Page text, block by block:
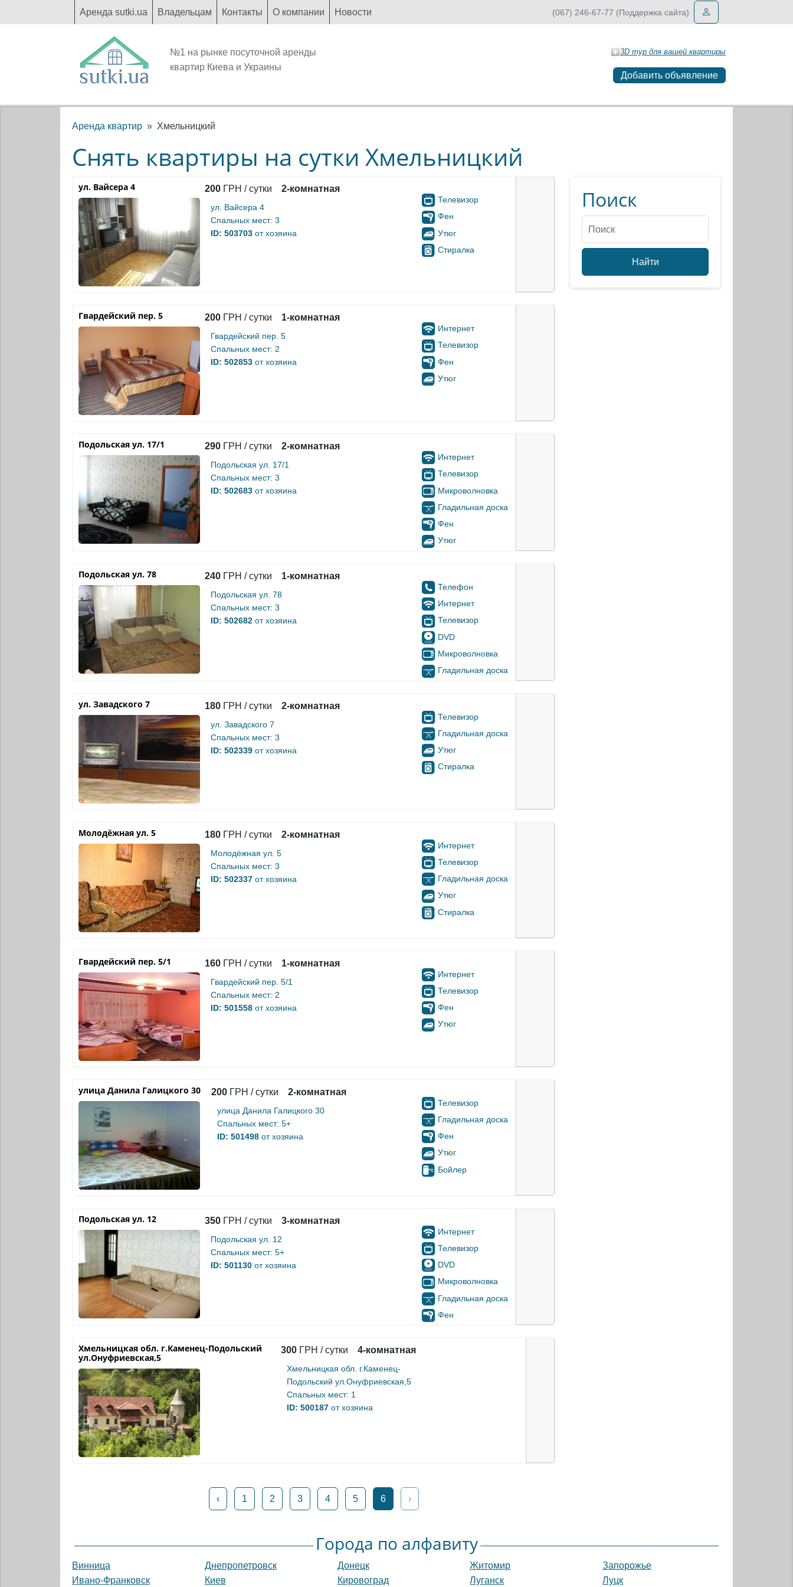
Аренда sutki.ua Владельцам Контакты О компании Новости (067) 246-67-77 (Поддержка сайта)
№1 на рынке посуточной аренды
квартир Киева и Украины
3D тур для вашей квартиры
Добавить объявление
Аренда квартир Хмельницкий
Снять квартиры на сутки Хмельницкий
ул. Вайсера 4 200 ГРН / сутки 2-комнатная
ул. Вайсера 4
Спальных мест: 3
ID: 503703 от хозяина
Телевизор
Фен
Утюг
Стиралка
Гвардейский пер. 5 200 ГРН / сутки 1-комнатная
Гвардейский пер. 5
Спальных мест: 2
ID: 502853 от хозяина
Интернет
Телевизор
Фен
Утюг
Подольская ул. 17/1 290 ГРН / сутки 2-комнатная
Подольская ул. 17/1
Спальных мест: 3
ID: 502683 от хозяина
Интернет
Телевизор
Микроволновка
Гладильная доска
Фен
Утюг
Подольская ул. 78 240 ГРН / сутки 1-комнатная
Подольская ул. 78
Спальных мест: 3
ID: 502682 от хозяина
Телефон
Интернет
Телевизор
DVD
Микроволновка
Гладильная доска
ул. Завадского 7 180 ГРН / сутки 2-комнатная
ул. Завадского 7
Спальных мест: 3
ID: 502339 от хозяина
Телевизор
Гладильная доска
Утюг
Стиралка
Молодёжная ул. 5 180 ГРН / сутки 2-комнатная
Молодёжная ул. 5
Спальных мест: 3
ID: 502337 от хозяина
Интернет
Телевизор
Гладильная доска
Утюг
Стиралка
Гвардейский пер. 5/1 160 ГРН / сутки 1-комнатная
Гвардейский пер. 5/1
Спальных мест: 2
ID: 501558 от хозяина
Интернет
Телевизор
Фен
Утюг
улица Данила Галицкого 30 200 ГРН / сутки 2-комнатная
улица Данила Галицкого 30
Спальных мест: 5+
ID: 501498 от хозяина
Телевизор
Гладильная доска
Фен
Утюг
Бойлер
Подольская ул. 12 350 ГРН / сутки 3-комнатная
Подольская ул. 12
Спальных мест: 5+
ID: 501130 от хозяина
Интернет
Телевизор
DVD
Микроволновка
Гладильная доска
Фен
Хмельницкая обл. г.Каменец-Подольский
ул.Онуфриевская,5
300 ГРН / сутки 4-комнатная
Хмельницкая обл. г.Каменец-
Подольский ул.Онуфриевская,5
Спальных мест: 1
ID: 500187 от хозяина
‹ 1 2 3 4 5 6 ›
Поиск
Найти
Города по алфавиту
Винница Днепропетровск Донецк Житомир
Запорожье
Ивано-Франковск
Киев Кировоград Луганск Луцк